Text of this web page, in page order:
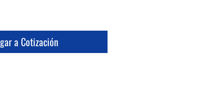
a Cotización